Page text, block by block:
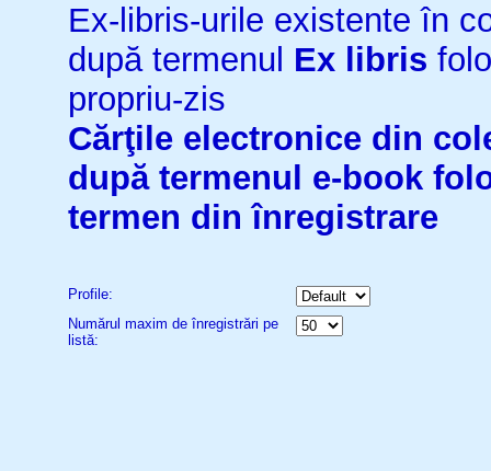
Ex-libris-urile existente în
după termenul Ex libris
propriu-zis
Cărţile electronice din
după termenul e-book
termen din înregistrare
Profile:
Numărul maxim de înregistrări pe
listă: